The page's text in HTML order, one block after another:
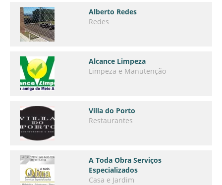
Alberto Redes
Redes
Alcance Limpeza
Limpeza e Manutenção
Villa do Porto
Restaurantes
A Toda Obra Serviços
Especializados
Casa e Jardim